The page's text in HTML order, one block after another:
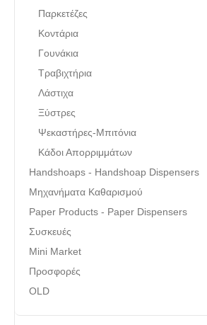
Παρκετέζες
Κοντάρια
Γουνάκια
Τραβιχτήρια
Λάστιχα
Ξύστρες
Ψεκαστήρες-Μπιτόνια
Κάδοι Απορριμμάτων
Handshoaps - Handshoap Dispensers
Μηχανήματα Καθαρισμού
Paper Products - Paper Dispensers
Συσκευές
Mini Market
Προσφορές
OLD